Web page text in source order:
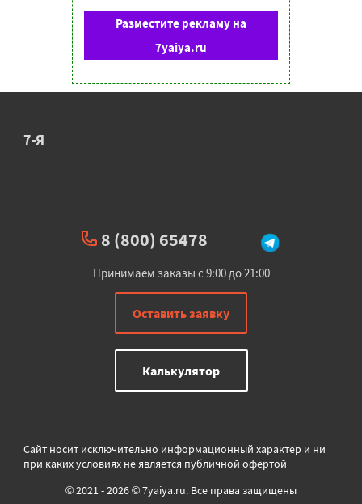
Разместите рекламу на
7yaiya.ru
7-Я
8 (800) 65478
Принимаем заказы с 9:00 до 21:00
Оставить заявку
Калькулятор
Сайт носит исключительно информационный характер и ни
при каких условиях не является публичной офертой
© 2021 - 2026 © 7yaiya.ru. Все права защищены